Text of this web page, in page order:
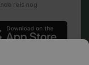
reis nog